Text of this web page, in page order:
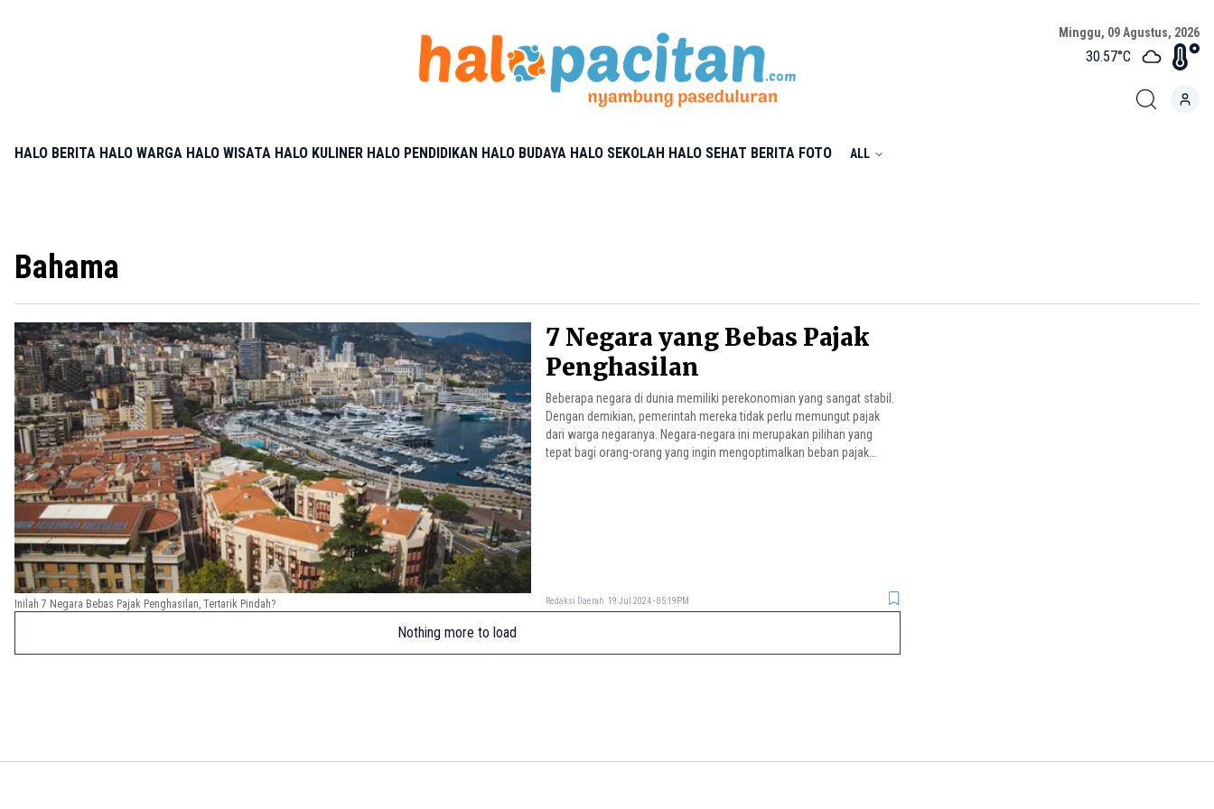
Minggu, 09 Agustus, 2026
30.57°C
HALO BERITA HALO WARGA HALO WISATA HALO KULINER HALO PENDIDIKAN HALO BUDAYA HALO SEKOLAH HALO SEHAT BERITA FOTO ALL
Bahama
7 Negara yang Bebas Pajak
Penghasilan
Beberapa negara di dunia memiliki perekonomian yang sangat stabil.
Dengan demikian, pemerintah mereka tidak perlu memungut pajak
dari warga negaranya. Negara-negara ini merupakan pilihan yang
tepat bagi orang-orang yang ingin mengoptimalkan beban pajak
Redaksi Daerah 19 Jul 2024 - 05:19PM
Inilah 7 Negara Bebas Pajak Penghasilan, Tertarik Pindah?
Nothing more to load